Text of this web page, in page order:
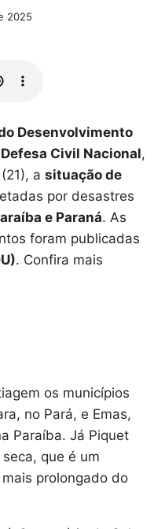
2025
Desenvolvimento
Defesa Civil Nacional,
a situação de
por desastres
e Paraná. As
foram publicadas
. Confira mais
os municípios
no Pará, e Emas,
Paraíba. Já Piquet
que é um
prolongado do